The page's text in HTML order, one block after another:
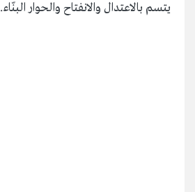
يتسم بالاعتدال والانفتاح والحوار البنّاء.